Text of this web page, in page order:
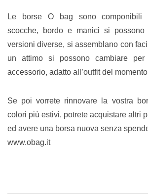
Le borse O bag sono componibili
scocche, bordo e manici si
versioni diverse, si assemblano con
un attimo si possono cambiare
accessorio, adatto all’outfit del
Se poi vorrete rinnovare la vostra
colori più estivi, potrete acquistare altri
ed avere una borsa nuova senza
www.obag.it